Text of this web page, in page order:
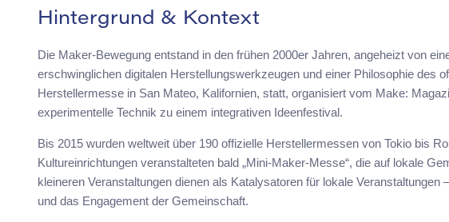
Hintergrund & Kontext
Die Maker-Bewegung entstand in den frühen 2000er Jahren, angeheizt von
erschwinglichen digitalen Herstellungswerkzeugen und einer Philosophie des
Herstellermesse in San Mateo, Kalifornien, statt, organisiert vom Make:
experimentelle Technik zu einem integrativen Ideenfestival.
Bis 2015 wurden weltweit über 190 offizielle Herstellermessen von Tokio bis
Kultureinrichtungen veranstalteten bald „Mini-Maker-Messe“, die auf lokale
kleineren Veranstaltungen dienen als Katalysatoren für lokale Veranstaltungen
und das Engagement der Gemeinschaft.